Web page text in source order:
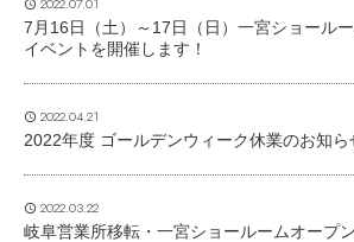
7月16日（土）～17日（日）一宮ショール
イベントを開催します！
2022.04.21
2022年度 ゴールデンウィーク休業のお知ら
2022.03.22
岐阜営業所移転・一宮ショールームオープ